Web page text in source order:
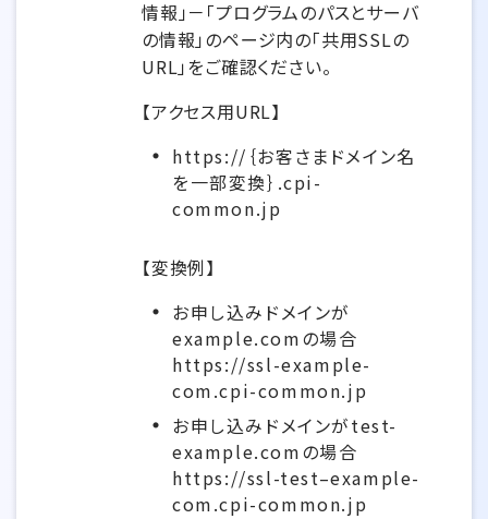
情報」－「プログラムのパスとサーバ
の情報」のページ内の「共用SSLの
URL」をご確認ください。
【アクセス用URL】
https://｛お客さまドメイン名
を一部変換｝.cpi-
common.jp
【変換例】
お申し込みドメインが
example.comの場合
https://ssl-example-
com.cpi-common.jp
お申し込みドメインがtest-
example.comの場合
https://ssl-test–example-
com.cpi-common.jp